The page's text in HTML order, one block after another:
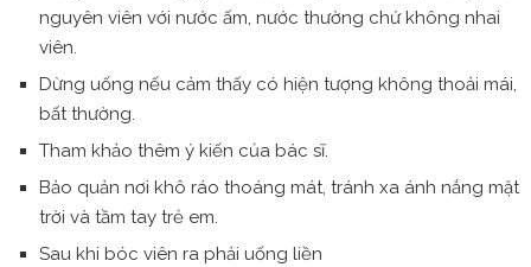
nguyên viên với nước ấm, nước thường chứ không nhai
viên.
Dừng uống nếu cảm thấy có hiện tượng không thoải mái,
bất thường.
Tham khảo thêm ý kiến của bác sĩ.
Bảo quản nơi khô ráo thoáng mát, tránh xa ánh nắng mặt
trời và tầm tay trẻ em.
Sau khi bóc viên ra phải uống liền